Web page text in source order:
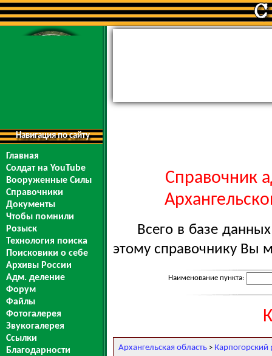
Навигация по сайту
Главная
Солдат на YouTube
Вооруженные Силы
Справочники
Документы
Чтобы помнили
Розыск
Технология поиска
Поисковики о себе
Архивы России
Адм. деление
Форум
Файлы
Фотогалерея
Звукогалерея
Ссылки
Благодарности
Справочник
Всего в базе
этому справочнику Вы
Наименование пункта:
Архангельская область > Карпогорский